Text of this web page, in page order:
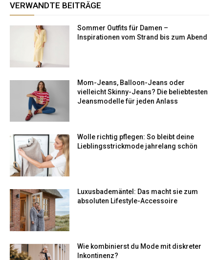
VERWANDTE BEITRÄGE
Sommer Outfits für Damen –
Inspirationen vom Strand bis zum Abend
Mom-Jeans, Balloon-Jeans oder
vielleicht Skinny-Jeans? Die beliebtesten
Jeansmodelle für jeden Anlass
Wolle richtig pflegen: So bleibt deine
Lieblingsstrickmode jahrelang schön
Luxusbademäntel: Das macht sie zum
absoluten Lifestyle-Accessoire
Wie kombinierst du Mode mit diskreter
Inkontinenz?